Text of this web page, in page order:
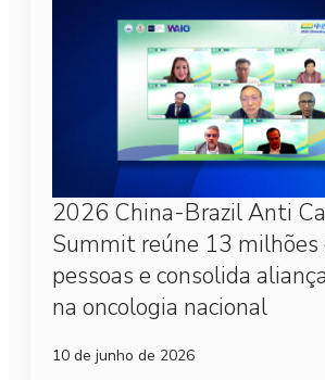
2026 China-Brazil Anti
Summit reúne 13 milhões
pessoas e consolida
na oncologia nacional
10 de junho de 2026